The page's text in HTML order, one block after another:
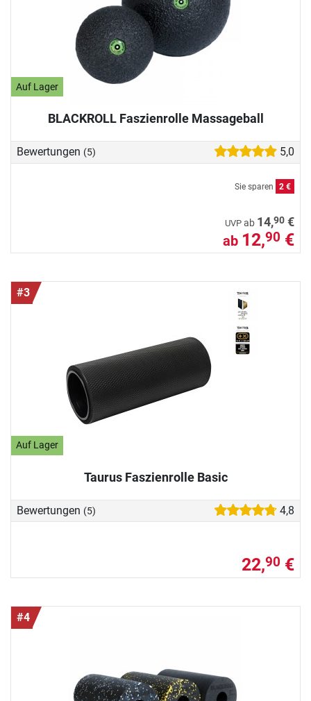
Auf Lager
BLACKROLL Faszienrolle Massageball
Bewertungen (5) 5,0
Sie sparen 2 €
UVP ab 14,90 €
ab 12,90 €
#3
Auf Lager
Taurus Faszienrolle Basic
Bewertungen (5) 4,8
22,90 €
#4